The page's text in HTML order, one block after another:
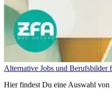
Alternative Jobs und Berufsbilder
Hier findest Du eine Auswahl von